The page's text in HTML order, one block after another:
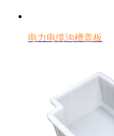
电力电缆沟槽盖板